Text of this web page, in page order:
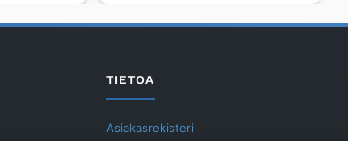
R
TIETOA
Asiakasrekisteri